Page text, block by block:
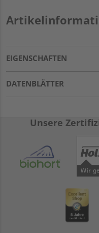
EIGENSCHAFTEN
DATENBLÄTTER
Unsere